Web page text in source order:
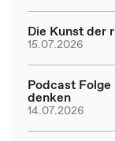
Die Kunst der
15.07.2026
Podcast
denken
14.07.2026